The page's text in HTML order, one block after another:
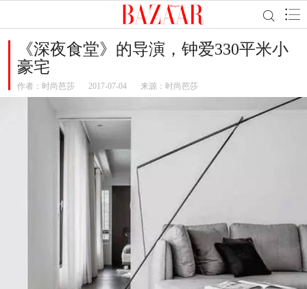
《深夜食堂》的导演，钟爱330平米小
豪宅
作者： 时尚芭莎 2017-07-04 来源：时尚芭莎